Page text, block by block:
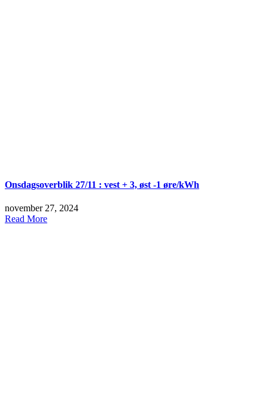
Onsdagsoverblik 27/11 : vest + 3, øst -1 øre/kWh
november 27, 2024
Read More